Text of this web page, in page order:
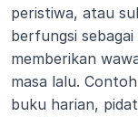
peristiwa, atau
berfungsi
memberikan
masa lalu.
buku harian,